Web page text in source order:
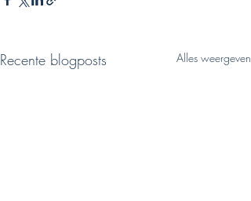
Recente blogposts Alles weergeven